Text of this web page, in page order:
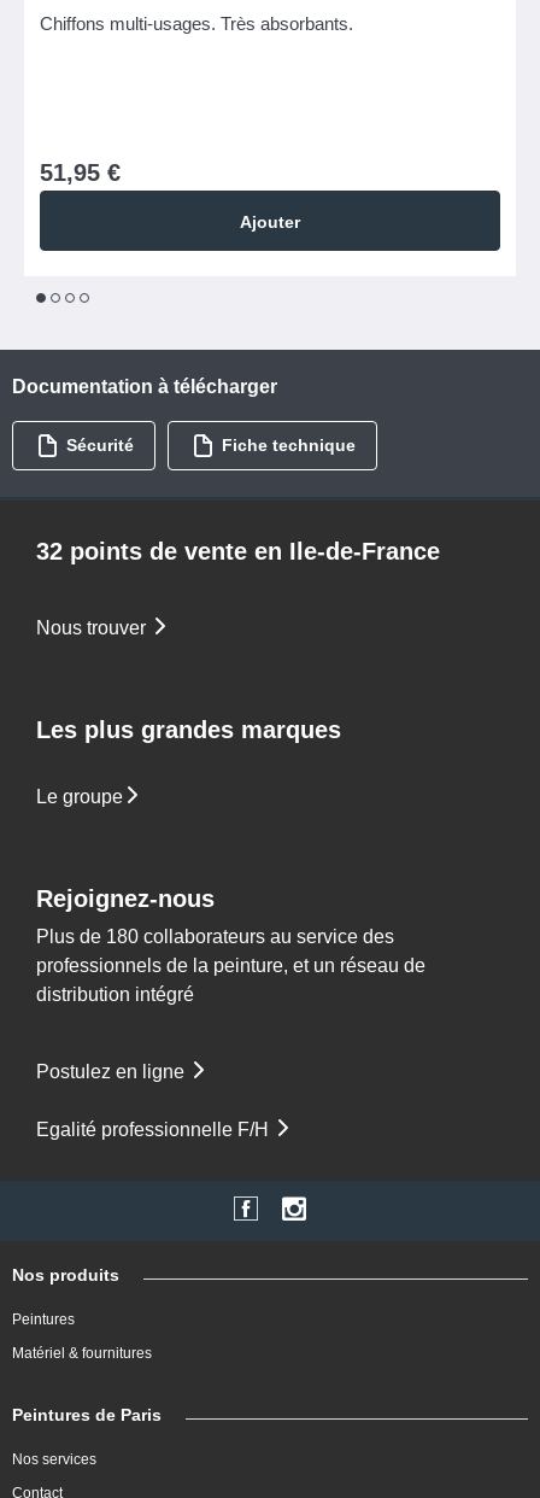
Chiffons multi-usages. Très absorbants.
51,95 €
Ajouter
1 2 3
Documentation à télécharger
Sécurité Fiche technique
32 points de vente en Ile-de-France
Nous trouver
Les plus grandes marques
Le groupe
Rejoignez-nous
Plus de 180 collaborateurs au service des
professionnels de la peinture, et un réseau de
distribution intégré
Postulez en ligne
Egalité professionnelle F/H
Nos produits
Peintures
Matériel & fournitures
Peintures de Paris
Nos services
Contact